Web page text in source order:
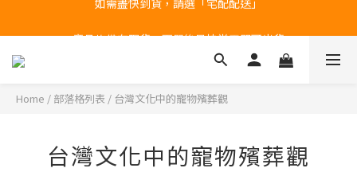
台北民權門市，現貨展示中
Home / 部落格列表 / 台灣文化中的寵物殯葬觀
台灣文化中的寵物殯葬觀